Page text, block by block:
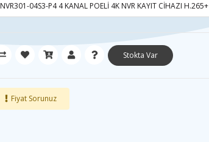
NVR301-04S3-P4 4 KANAL POELİ 4K NVR KAYIT CİHAZI H.265+
Stokta Var
Fiyat Sorunuz